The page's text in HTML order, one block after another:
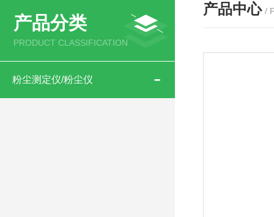
产品分类
PRODUCT CLASSIFICATION
粉尘测定仪/粉尘仪
产品中心 /